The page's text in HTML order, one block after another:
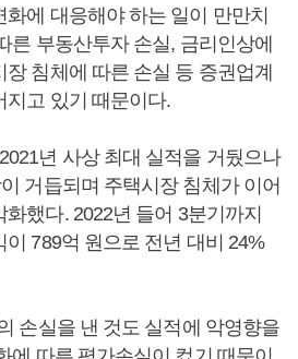
에 대응해야 하는 일이 만만치
른 부동산투자 손실, 금리인상에
장 침체에 따른 손실 등 증권업계
지고 있기 때문이다.
년 사상 최대 실적을 거뒀으나
거듭되며 주택시장 침체가 이어
했다. 2022년 들어 3분기까지
이 789억 원으로 전년 대비 24%
손실을 낸 것도 실적에 악영향을